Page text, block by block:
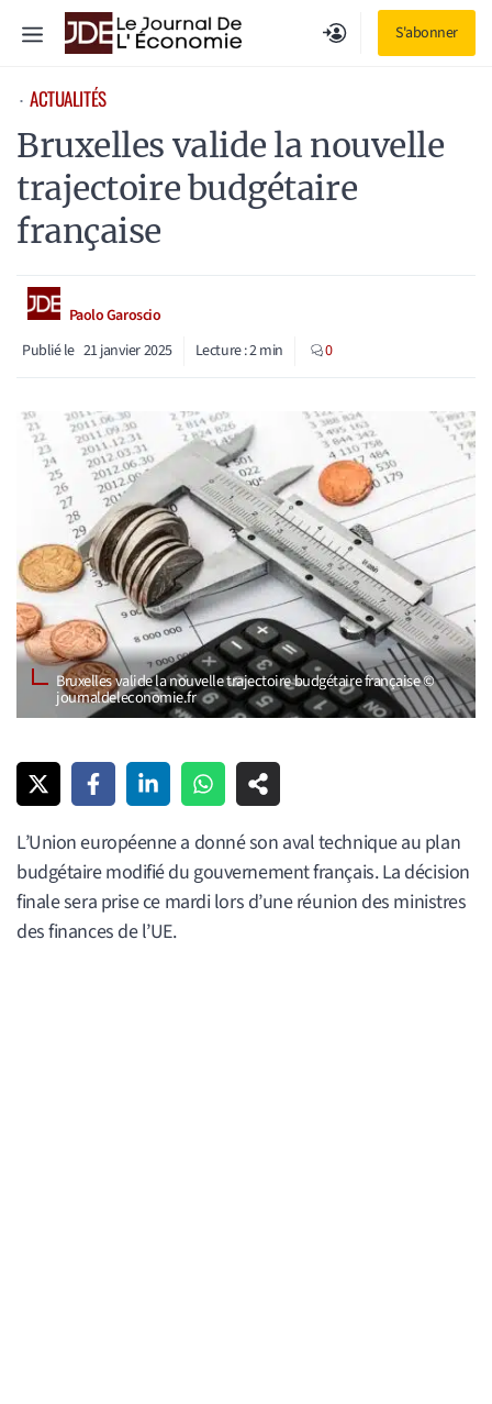
S'abonner
Menu
⋅ ACTUALITÉS
Bruxelles valide la nouvelle
trajectoire budgétaire
française
Paolo Garoscio
Publié le 21 janvier 2025 Lecture :2min 0
Bruxelles valide la nouvelle trajectoire budgétaire française ©
journaldeleconomie.fr
L’Union européenne a donné son aval technique au plan
budgétaire modifié du gouvernement français. La décision
finale sera prise ce mardi lors d’une réunion des ministres
des finances de l’UE.